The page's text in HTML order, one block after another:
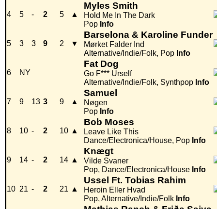
4 5 - 2 5 ▲
Myles Smith
Hold Me In The Dark
Pop Info
5 3 3 9 2 ▼
Barselona & Karoline Funder
Mørket Falder Ind
Alternative/Indie/Folk, Pop Info
6 NY
Fat Dog
Go F*** Urself
Alternative/Indie/Folk, Synthpop Info
7 9 13 3 9 ▲
Samuel
Nøgen
Pop Info
8 10 - 2 10 ▲
Bob Moses
Leave Like This
Dance/Electronica/House, Pop Info
9 14 - 2 14 ▲
Knægt
Vilde Svaner
Pop, Dance/Electronica/House Info
10 21 - 2 21 ▲
Ussel Ft. Tobias Rahim
Heroin Eller Hvad
Pop, Alternative/Indie/Folk Info